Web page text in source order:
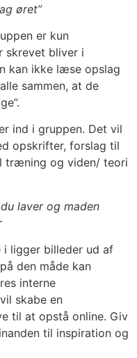
øret”
er kun
skrevet bliver i
kan ikke læse opslag
sammen, at de
ind i gruppen. Det vil
opskrifter, forslag til
træning og viden/ teori
laver og maden
ligger billeder ud af
den måde kan
interne
skabe en
til at opstå online. Giv
til inspiration og